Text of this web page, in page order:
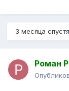
3 месяца
Роман